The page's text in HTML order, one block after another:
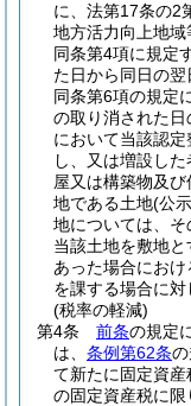
に、法第17条の2
地方活力向上地
同条第4項に規定
た日から同日の
同条第6項の規定
の取り消された日
において当該認
し、又は増設し
屋又は構築物及
地である土地(公
地については、
当該土地を敷地
あった場合にお
を課する場合に対
(税率の軽減)
第4条
前条の規定
は、 条例第62条
て新たに固定資
の固定資産税に